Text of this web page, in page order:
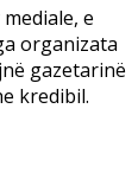
e
organizata
gazetarinë
kredibil.